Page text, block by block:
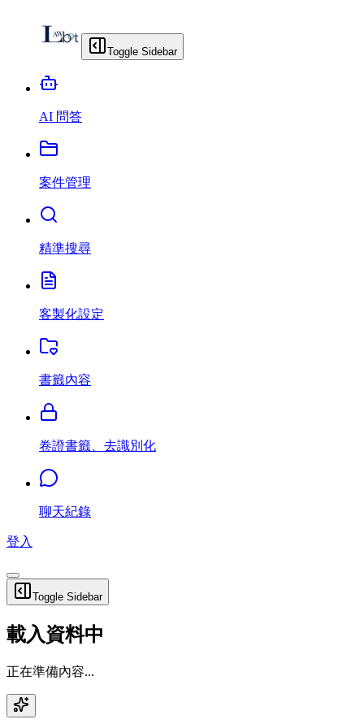
Toggle Sidebar
AI 問答
案件管理
精準搜尋
客製化設定
書籤內容
卷證書籤、去識別化
聊天紀錄
登入
Toggle Sidebar
載入資料中
正在準備內容...